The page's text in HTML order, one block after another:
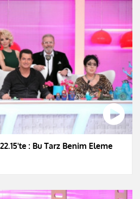
: Bu Tarz Benim Eleme